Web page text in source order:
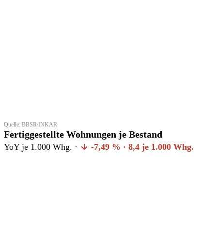
Quelle: BBSR/INKAR
Fertiggestellte Wohnungen je Bestand
YoY je 1.000 Whg. · -7,49 % · 8,4 je 1.000 Whg.